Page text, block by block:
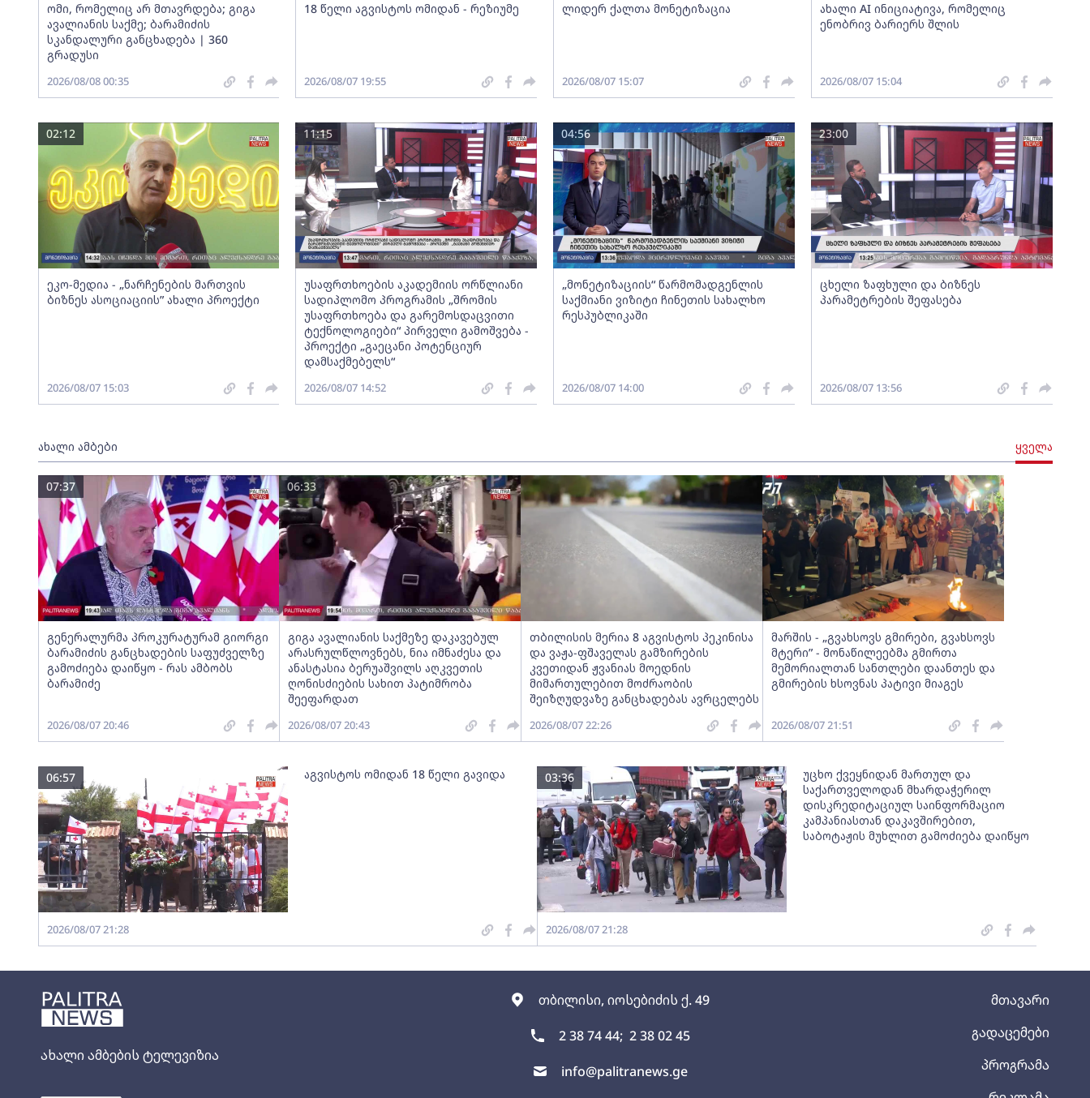
ახალი ამბების ტელევიზია
თბილისი, იოსებიძის ქ. 49
2 38 74 44; 2 38 02 45
info@palitranews.ge
მთავარი
გადაცემები
პროგრამა
ომი, რომელიც არ მთავრდება; გიგა
ავალიანის საქმე; ბარამიძის
სკანდალური განცხადება | 360
გრადუსი
2026/08/08 00:35
18 წელი აგვისტოს ომიდან - რეზიუმე
2026/08/07 19:55
ლიდერ ქალთა მონეტიზაცია
2026/08/07 15:07
ახალი AI ინიციატივა, რომელიც
ენობრივ ბარიერს შლის
2026/08/07 15:04
ეკო-მედია - „ნარჩენების მართვის
ბიზნეს ასოციაციის” ახალი პროექტი
02:12
2026/08/07 15:03
უსაფრთხოების აკადემიის ორწლიანი
სადიპლომო პროგრამის „შრომის
უსაფრთხოება და გარემოსდაცვითი
ტექნოლოგიები“ პირველი გამოშვება -
პროექტი „გაეცანი პოტენციურ
დამსაქმებელს“
11:15
2026/08/07 14:52
„მონეტიზაციის“ წარმომადგენლის
საქმიანი ვიზიტი ჩინეთის სახალხო
რესპუბლიკაში
04:56
2026/08/07 14:00
ცხელი ზაფხული და ბიზნეს
პარამეტრების შეფასება
23:00
2026/08/07 13:56
ახალი ამბები ყველა
გენერალურმა პროკურატურამ გიორგი
ბარამიძის განცხადების საფუძველზე
გამოძიება დაიწყო - რას ამბობს
ბარამიძე
07:37
2026/08/07 20:46
გიგა ავალიანის საქმეზე დაკავებულ
არასრულწლოვნებს, ნია იმნაძესა და
ანასტასია ბერუაშვილს აღკვეთის
ღონისძიების სახით პატიმრობა
შეეფარდათ
06:33
2026/08/07 20:43
თბილისის მერია 8 აგვისტოს პეკინისა
და ვაჟა-ფშაველას გამზირების
კვეთიდან ჟვანიას მოედნის
მიმართულებით მოძრაობის
შეიზღუდვაზე განცხადებას ავრცელებს
2026/08/07 22:26
მარშის - „გვახსოვს გმირები, გვახსოვს
მტერი” - მონაწილეებმა გმირთა
მემორიალთან სანთლები დაანთეს და
გმირების ხსოვნას პატივი მიაგეს
2026/08/07 21:51
აგვისტოს ომიდან 18 წელი გავიდა
06:57
2026/08/07 21:28
უცხო ქვეყნიდან მართულ და
საქართველოდან მხარდაჭერილ
დისკრედიტაციულ საინფორმაციო
კამპანიასთან დაკავშირებით,
საბოტაჟის მუხლით გამოძიება დაიწყო
03:36
2026/08/07 21:28